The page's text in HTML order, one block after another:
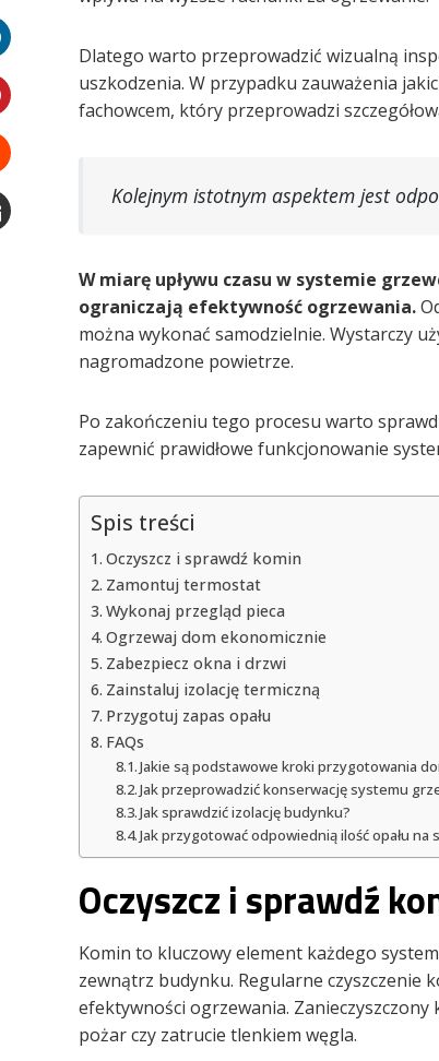
Dlatego warto przeprowadzić wizualną
uszkodzenia. W przypadku zauważenia
fachowcem, który przeprowadzi
Kolejnym istotnym aspektem jest
W miarę upływu czasu w systemie
ograniczają efektywność ogrzewania.
można wykonać samodzielnie. Wystarczy
nagromadzone powietrze.
Po zakończeniu tego procesu warto
zapewnić prawidłowe funkcjonowanie
Spis treści
Oczyszcz i sprawdź komin
Zamontuj termostat
Wykonaj przegląd pieca
Ogrzewaj dom ekonomicznie
Zabezpiecz okna i drzwi
Zainstaluj izolację termiczną
Przygotuj zapas opału
FAQs
Jakie są podstawowe kroki przygotowania
Jak przeprowadzić konserwację systemu
Jak sprawdzić izolację budynku?
Jak przygotować odpowiednią ilość opału na
Oczyszcz i sprawdź
Komin to kluczowy element każdego
zewnątrz budynku. Regularne czyszczenie
efektywności ogrzewania.
pożar czy zatrucie tlenkiem węgla.